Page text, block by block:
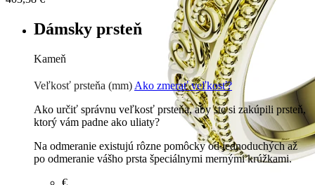
Dámsky prsteň
Kameň
Prírodné kamene
Veľkosť prsteňa (mm) Ako zmerať veľkosť?
Ako určiť správnu veľkosť prsteňa, aby ste si zakúpili prsteň,
ktorý vám padne ako uliaty?
Na odmeranie existujú rôzne pomôcky od jednoduchých až
po odmeranie vášho prsta špeciálnymi mernými krúžkami.
€